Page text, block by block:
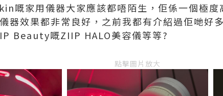
嘅家用儀器大家應該都唔陌生，佢係一個極度
器效果都非常良好，之前我都有介紹過佢哋好
Beauty嘅ZIIP HALO美容儀等等?
點擊圖片放大